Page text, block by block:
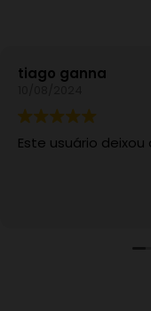
tiago ganna
Este usuário